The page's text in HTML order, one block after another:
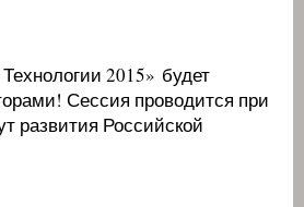
2015» будет
Сессия проводится при
развития Российской